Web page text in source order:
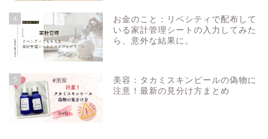
4
お金のこと：リベシティで配布して
いる家計管理シートの入力してみた
ら、意外な結果に。
5
美容：タカミスキンピールの偽物に
注意！最新の見分け方まとめ